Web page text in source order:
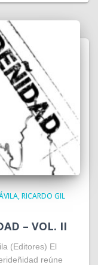
RICARDO GIL
– VOL. II
(Editores) El
reúne